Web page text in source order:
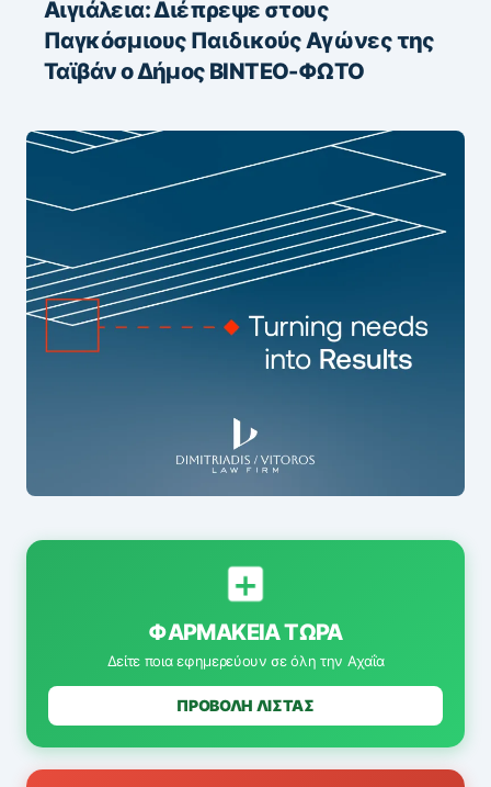
Αιγιάλεια: Διέπρεψε στους
Παγκόσμιους Παιδικούς Αγώνες της
Ταϊβάν ο Δήμος ΒΙΝΤΕΟ-ΦΩΤΟ
ΦΑΡΜΑΚΕΊΑ ΤΏΡΑ
Δείτε ποια εφημερεύουν σε όλη την Αχαΐα
ΠΡΟΒΟΛΗ ΛΙΣΤΑΣ